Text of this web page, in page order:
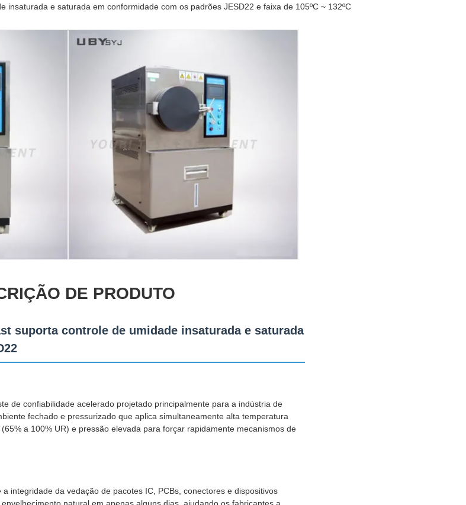
insaturada e saturada em conformidade com os padrões JESD22 e faixa de 105ºC ~ 132ºC
DE PRODUTO
suporta controle de umidade insaturada e saturada
de confiabilidade acelerado projetado principalmente para a indústria de
fechado e pressurizado que aplica simultaneamente alta temperatura
a 100% UR) e pressão elevada para forçar rapidamente mecanismos de
integridade da vedação de pacotes IC, PCBs, conectores e dispositivos
natural em apenas alguns dias, ajudando os fabricantes a